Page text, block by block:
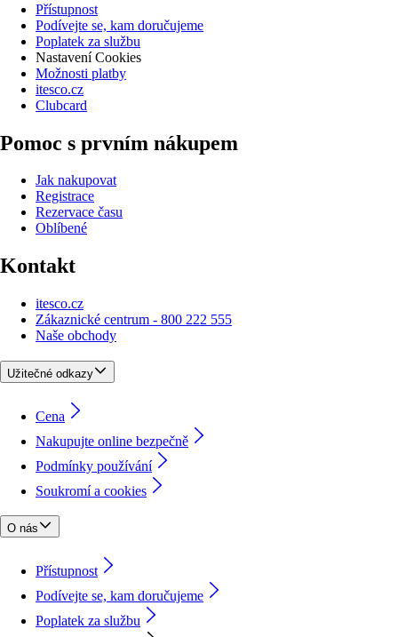
Přístupnost
Podívejte se, kam doručujeme
Poplatek za službu
Nastavení Cookies
Možnosti platby
itesco.cz
Clubcard
Pomoc s prvním nákupem
Jak nakupovat
Registrace
Rezervace času
Oblíbené
Kontakt
itesco.cz
Zákaznické centrum - 800 222 555
Naše obchody
Užitečné odkazy
Cena
Nakupujte online bezpečně
Podmínky používání
Soukromí a cookies
O nás
Přístupnost
Podívejte se, kam doručujeme
Poplatek za službu